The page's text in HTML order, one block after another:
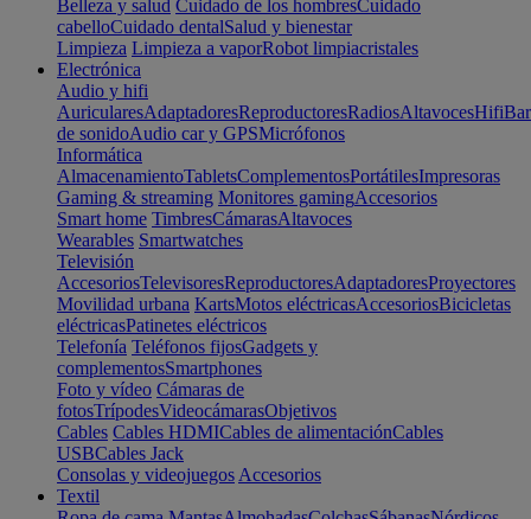
Belleza y salud Cuidado de los hombresCuidado
cabelloCuidado dentalSalud y bienestar
Limpieza Limpieza a vaporRobot limpiacristales
Electrónica
Audio y hifi
AuricularesAdaptadoresReproductoresRadiosAltavocesHifi
de sonidoAudio car y GPSMicrófonos
Informática
AlmacenamientoTabletsComplementosPortátilesImpresoras
Gaming & streaming Monitores gamingAccesorios
Smart home TimbresCámarasAltavoces
Wearables Smartwatches
Televisión
AccesoriosTelevisoresReproductoresAdaptadoresProyectores
Movilidad urbana KartsMotos eléctricasAccesoriosBicicletas
eléctricasPatinetes eléctricos
Telefonía Teléfonos fijosGadgets y
complementosSmartphones
Foto y vídeo Cámaras de
fotosTrípodesVideocámarasObjetivos
Cables Cables HDMICables de alimentaciónCables
USBCables Jack
Consolas y videojuegos Accesorios
Textil